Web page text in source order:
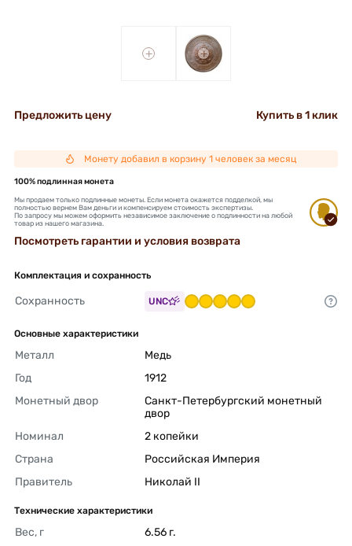
+ +
Предложить цену Купить в 1 клик
Монету добавил в корзину 1 человек за месяц
100% подлинная монета
Мы продаем только подлинные монеты. Если монета окажется подделкой, мы
полностью вернем Вам деньги и компенсируем стоимость экспертизы.
По запросу мы можем оформить независимое заключение о подлинности на любой
товар из нашего магазина.
Посмотреть гарантии и условия возврата
Комплектация и сохранность
Сохранность UNC
Основные характеристики
Металл
Медь
Год
1912
Монетный двор
Санкт-Петербургский монетный
двор
Номинал
2 копейки
Страна
Российская Империя
Правитель
Николай II
Технические характеристики
Вес, г
6.56 г.